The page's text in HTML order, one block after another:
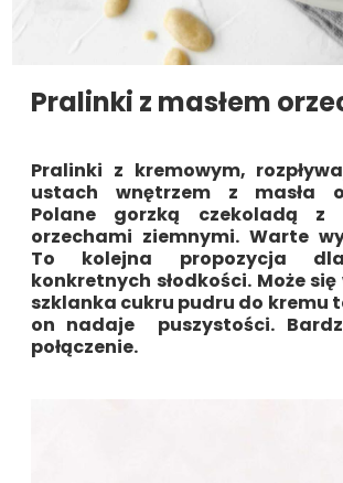
Pralinki z masłem
Pralinki z kremowym,
ustach wnętrzem z masła
Polane gorzką czekoladą z
orzechami ziemnymi. Warte
To kolejna propozycja
konkretnych słodkości. Może
szklanka cukru pudru do kremu
on nadaje puszystości.
połączenie.